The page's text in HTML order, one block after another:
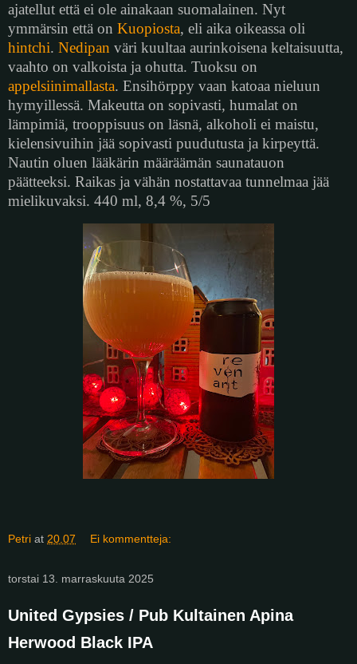
ajatellut että ei ole ainakaan suomalainen. Nyt
ymmärsin että on Kuopiosta, eli aika oikeassa oli
hintchi. Nedipan väri kuultaa aurinkoisena keltaisuutta,
vaahto on valkoista ja ohutta. Tuoksu on
appelsiinimallasta. Ensihörppy vaan katoaa nieluun
hymyillessä. Makeutta on sopivasti, humalat on
lämpimiä, trooppisuus on läsnä, alkoholi ei maistu,
kielensivuihin jää sopivasti puudutusta ja kirpeyttä.
Nautin oluen lääkärin määräämän saunatauon
päätteeksi. Raikas ja vähän nostattavaa tunnelmaa jää
mielikuvaksi. 440 ml, 8,4 %, 5/5
Petri at 20.07 Ei kommentteja:
torstai 13. marraskuuta 2025
United Gypsies / Pub Kultainen Apina
Herwood Black IPA